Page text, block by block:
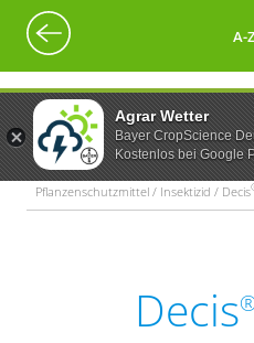
Agrar Wetter
Bayer CropScience
Kostenlos bei Google
A-Z
Pflanzenschutzmittel / Insektizid / Decis
Decis